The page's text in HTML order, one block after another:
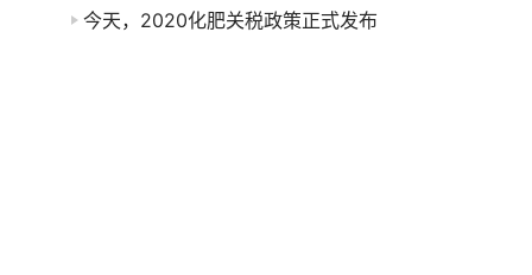
今天，2020化肥关税政策正式发布